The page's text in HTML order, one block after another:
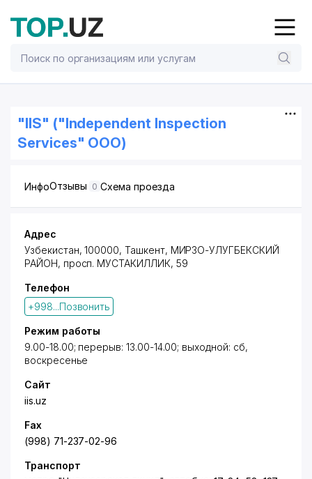
"IIS" ("Independent Inspection
Services" ООО)
ИнфоОтзывы 0 Схема проезда
Адрес
Узбекистан, 100000, Ташкент, МИРЗО-УЛУГБЕКСКИЙ
РАЙОН, просп. МУСТАКИЛЛИК, 59
Телефон
+998...Позвонить
Режим работы
9.00-18.00; перерыв: 13.00-14.00; выходной: сб,
воскресенье
Сайт
iis.uz
Fax
(998) 71-237-02-96
Транспорт